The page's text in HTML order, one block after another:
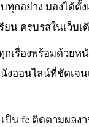
บทุกอย่าง มองได้
ยน ครบรสในเว็บเ
เรื่องพร้อมด้วยหนั
งออนไลน์ที่ชัดเจ
ป็น fc ติดตามผลง